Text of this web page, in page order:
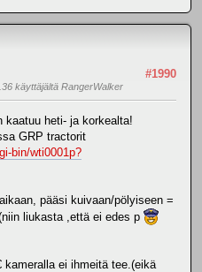
#1990
käyttäjältä RangerWalker
heti- ja korkealta!
GRP tractorit
bin/wti0001p?
pääsi kuivaan/pölyiseen =
liukasta ,että ei edes p
ei ihmeitä tee.(eikä